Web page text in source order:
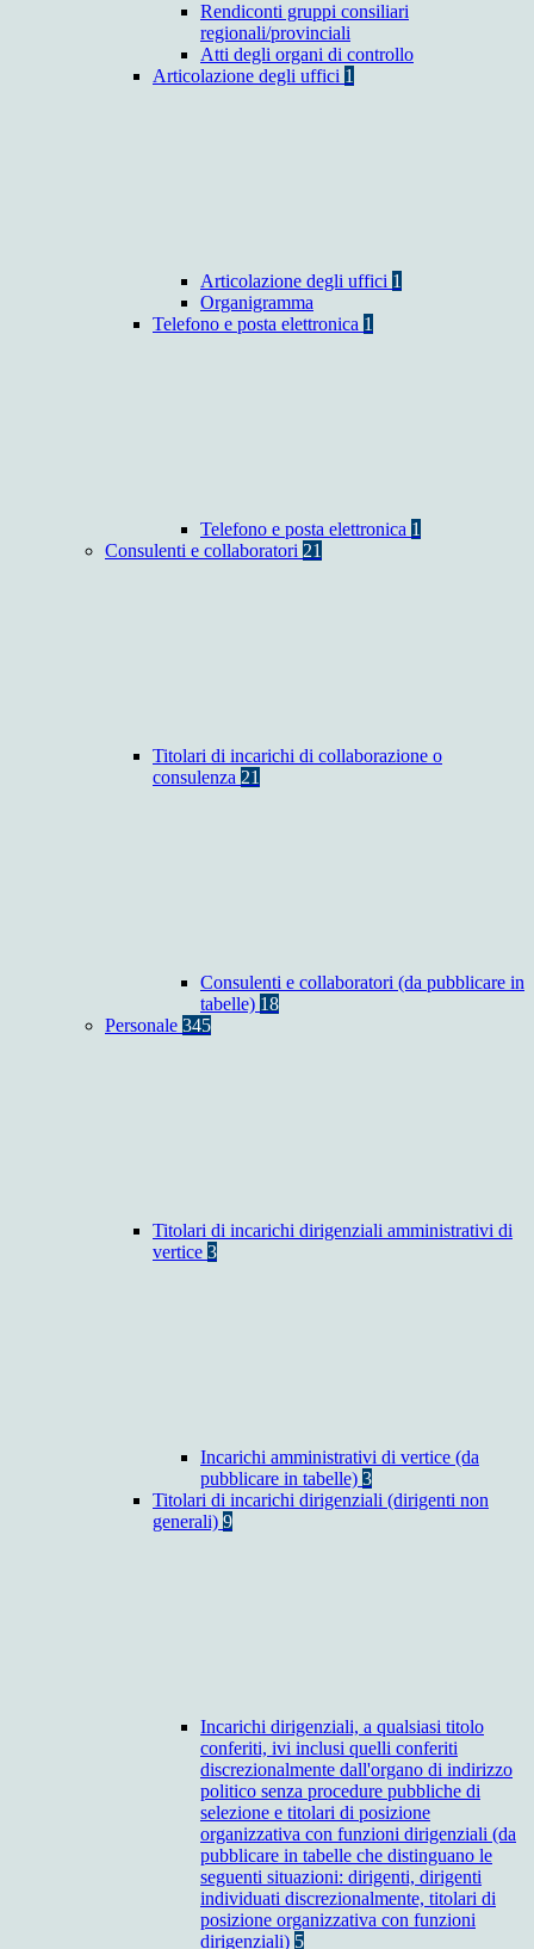
Rendiconti gruppi consiliari
regionali/provinciali
Atti degli organi di controllo
Articolazione degli uffici 1
Articolazione degli uffici 1
Organigramma
Telefono e posta elettronica 1
Telefono e posta elettronica 1
Consulenti e collaboratori 21
Titolari di incarichi di collaborazione o
consulenza 21
Consulenti e collaboratori (da pubblicare in
tabelle) 18
Personale 345
Titolari di incarichi dirigenziali amministrativi di
vertice 3
Incarichi amministrativi di vertice (da
pubblicare in tabelle) 3
Titolari di incarichi dirigenziali (dirigenti non
generali) 9
Incarichi dirigenziali, a qualsiasi titolo
conferiti, ivi inclusi quelli conferiti
discrezionalmente dall'organo di indirizzo
politico senza procedure pubbliche di
selezione e titolari di posizione
organizzativa con funzioni dirigenziali (da
pubblicare in tabelle che distinguano le
seguenti situazioni: dirigenti, dirigenti
individuati discrezionalmente, titolari di
posizione organizzativa con funzioni
dirigenziali) 5